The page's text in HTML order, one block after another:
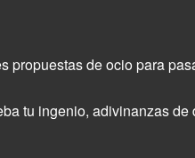
propuestas de ocio para
tu ingenio, adivinanzas de